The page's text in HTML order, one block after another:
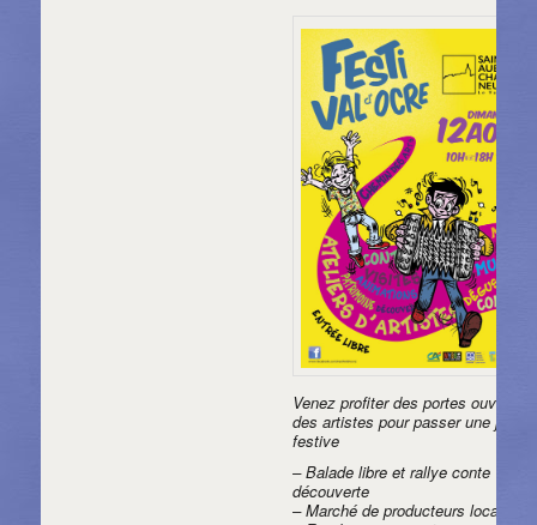
Venez profiter des portes ouvertes
des artistes pour passer une
festive
– Balade libre et rallye conte
découverte
– Marché de producteurs locaux